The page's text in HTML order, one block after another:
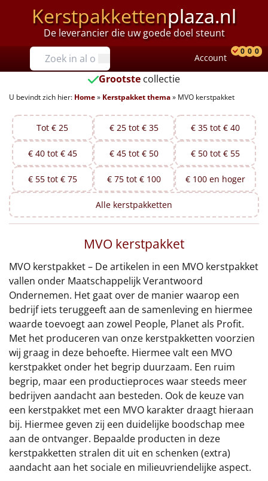
Kerstpakkettenplaza.nl
De leverancier die uw goede doel steunt
Prijzen
Tot €25
€25 tot €35
€35 tot €40
€40 tot €45
€45 tot €50
€50 tot €55
€75 tot €100
€100 en hoger
Alle kerstpakketten 2026
Thema
Origineel
Rituals
Luxe
Mannen
Account
0 0 0
Grootste collectie
U bevindt zich hier: Home» Kerstpakket thema» MVO kerstpakket
Tot € 25 € 25 tot € 35 € 35 tot € 40
€ 40 tot € 45 € 45 tot € 50 € 50 tot € 55
€ 55 tot € 75 € 75 tot € 100 € 100 en hoger
Alle kerstpakketten
MVO kerstpakket
MVO kerstpakket – De artikelen in een MVO kerstpakket
vallen onder Maatschappelijk Verantwoord
Ondernemen. Het gaat over de manier waarop een
bedrijf iets teruggeeft aan de samenleving en hiermee
waarde toevoegt aan zowel People, Planet als Profit.
Met het produceren van onze kerstpakketten voorzien
wij graag in deze behoefte. Hiermee valt een MVO
kerstpakket onder het begrip duurzaam. Een ruim
begrip, maar een productieproces waar steeds meer
bedrijven aandacht aan besteden. Ook de keuze van
een kerstpakket met een MVO karakter draagt hieraan
bij. Hiermee geven zij een duidelijke boodschap mee
aan de ontvanger. Bepaalde producten in deze
kerstpakketten stralen dit uit en schenken (extra)
aandacht aan het sociale en milieuvriendelijke aspect.